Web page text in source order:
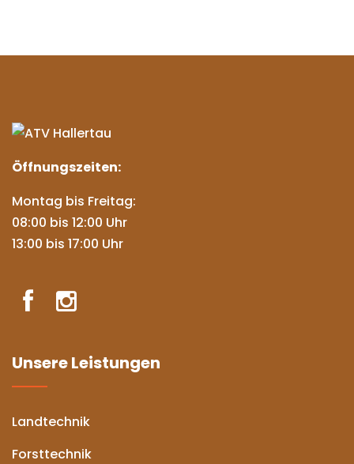
Öffnungszeiten:
Montag bis Freitag:
08:00 bis 12:00 Uhr
13:00 bis 17:00 Uhr
Unsere Leistungen
Landtechnik
Forsttechnik